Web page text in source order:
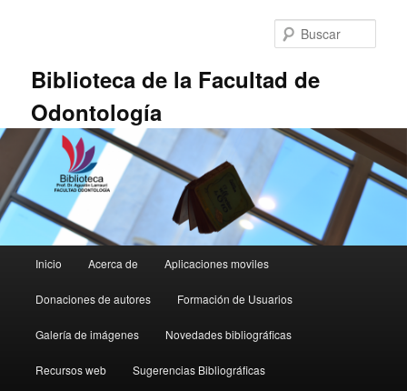
Biblioteca de la Facultad de
Odontología
principal
Inicio Acerca de Aplicaciones moviles
Donaciones de autores Formación de Usuarios
Galería de imágenes Novedades bibliográficas
Recursos web Sugerencias Bibliográficas